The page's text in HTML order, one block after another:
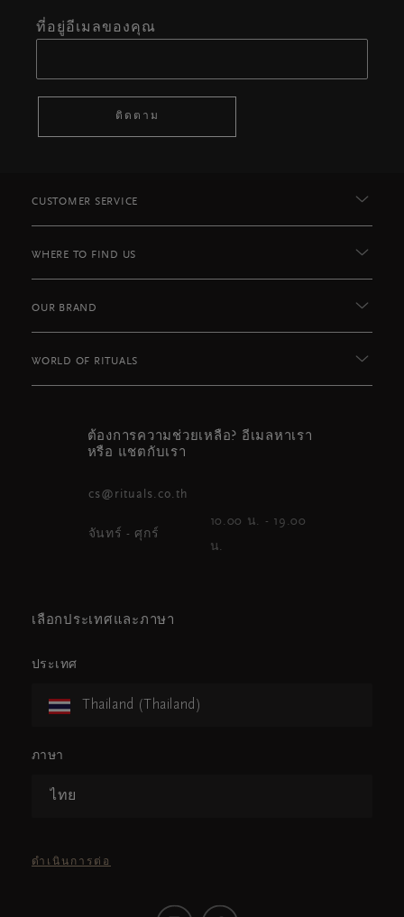
ที่อยู่อีเมลของคุณ
ติดตาม
CUSTOMER SERVICE
WHERE TO FIND US
OUR BRAND
WORLD OF RITUALS
ต้องการความช่วยเหลือ? อีเมลหาเรา
หรือ แชตกับเรา
cs@rituals.co.th
จันทร์ - ศุกร์
10.00 น. - 19.00
น.
เลือกประเทศและภาษา
ประเทศ
Thailand (Thailand)
ภาษา
ไทย
ดำเนินการต่อ